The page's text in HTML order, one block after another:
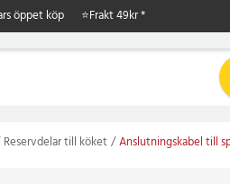
öppet köp ⭐Frakt 49kr *
Reservdelar till köket Anslutningskabel till